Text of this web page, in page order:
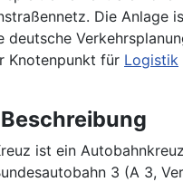
Die Anlage
deutsche
Knotenpunkt für Logistik
ist ein
3 (A 3,